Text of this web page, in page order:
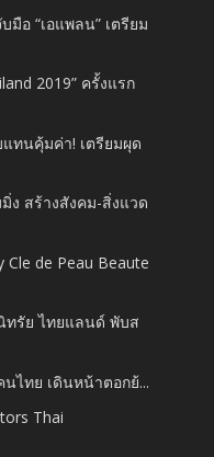
มือ “เอแพลน” เตรียม
2019” ครั้งแรก
ทนคุ้มค่า! เตรียมผุด
ง สร้างสังคม-สิ่งแวด
Cle de Peau Beaute
ทรัย ไทยแลนด์ พับส
นไทย เดินหน้าตอกย้...
Thai